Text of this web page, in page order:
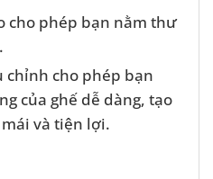
cho phép bạn nằm thư
chỉnh cho phép bạn
của ghế dễ dàng, tạo
và tiện lợi.